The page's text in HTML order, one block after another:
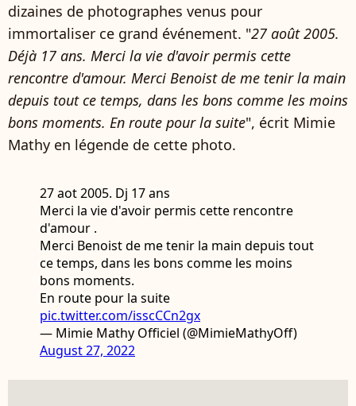
dizaines de photographes venus pour
immortaliser ce grand événement. "27 août 2005.
Déjà 17 ans. Merci la vie d'avoir permis cette
rencontre d'amour. Merci Benoist de me tenir la main
depuis tout ce temps, dans les bons comme les moins
bons moments. En route pour la suite", écrit Mimie
Mathy en légende de cette photo.
27 aot 2005. Dj 17 ans
Merci la vie d'avoir permis cette rencontre
d'amour .
Merci Benoist de me tenir la main depuis tout
ce temps, dans les bons comme les moins
bons moments.
En route pour la suite
pic.twitter.com/isscCCn2gx
— Mimie Mathy Officiel (@MimieMathyOff)
August 27, 2022